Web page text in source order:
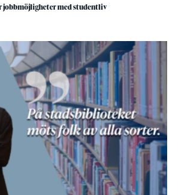
jobbmöjligheter med studentliv